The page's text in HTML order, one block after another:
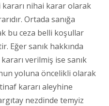
kararı nihai karar olarak
Ortada sanığa
bu ceza belli koşullar
Eğer sanık hakkında
verilmiş ise sanık
yoluna öncelikli olarak
kararı aleyhine
nezdinde temyiz